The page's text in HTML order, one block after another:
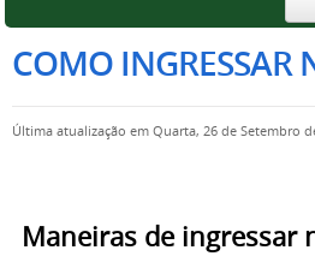
COMO INGRESSAR
Última atualização em Quarta, 26 de Setembro
Maneiras de ingressar